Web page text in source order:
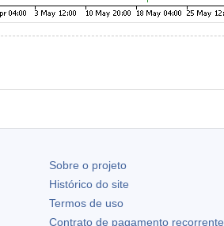
Sobre o projeto
Histórico do site
Termos de uso
Contrato de pagamento recorrente